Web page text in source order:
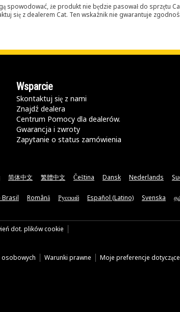
spowodować, że produkt nie będzie pasował do sprzętu
się z dealerem Cat. Ten wskaźnik nie gwarantuje
Wsparcie
Skontaktuj się z nami
Znajdź dealera
Centrum Pomocy dla dealerów.
Gwarancja i zwroty
Zapytanie o status zamówienia
简体中文 繁體中文 Čeština Dansk Nederlands
Brasil Română Русский Español (Latino) Svenska
dot. plików cookie
osobowych Warunki prawne Moje preferencje